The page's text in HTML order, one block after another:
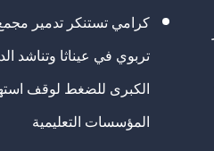
كرامي تستنكر تدمير
تربوي في عيناثا وتناشد
الكبرى للضغط لوقف
المؤسسات التعليمية